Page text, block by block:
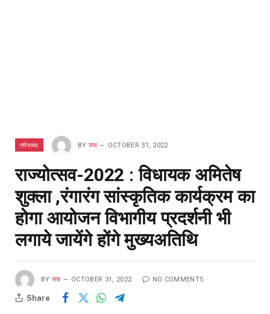
गरियाबंद BY सच OCTOBER 31, 2022
राज्योत्सव-2022 : विधायक अमितेष
शुक्ला ,रंगारंग सांस्कृतिक कार्यक्रम का
होगा आयोजन विभागीय प्रदर्शनी भी
लगाये जायेंगे होंगे मुख्यअतिथि
BY सच OCTOBER 31, 2022 NO COMMENTS
Share